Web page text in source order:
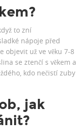
to zní
nápoje před
objevit už ve věku 7-8
se ztenčí s věkem a
kdo nečistí zuby
jak